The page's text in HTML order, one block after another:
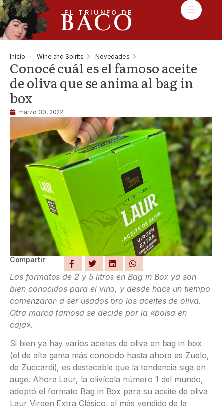
EL TRIUNFO DE
BACO
Inicio Wine and Spirits Novedades
Conocé cuál es el famoso aceite
de oliva que se anima al bag in
box
marzo 30, 2022
Compartir
Los formatos de 2 y 5 litros en Bag in Box ya son
bien conocidos para el vino, y desde hace un tiempo
comenzaron a ser usados pro los aceites de oliva.
Otra marca famosa se decide por la «bolsa en
caja».
Si bien ya hay varios aceites de oliva en bag in box
(el de alta gama más conocido hasta ahora es Zuelo,
de Zuccardi), es destacable que la tendencia siga en
auge. Ahora Laur, la olivícola número 1 del mundo,
adoptó el formato Bag in Box para su aceite de oliva
Laur Virgen Extra Clásico, el más vendido de la